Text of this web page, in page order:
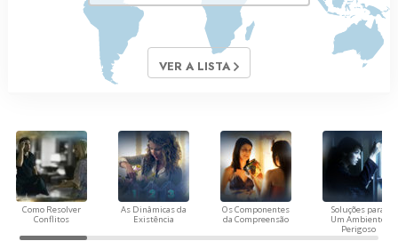
VER A LISTA
Como Resolver
Conflitos
As Dinâmicas da
Existência
Os Componentes
da Compreensão
Soluções para
Um Ambiente
Perigoso